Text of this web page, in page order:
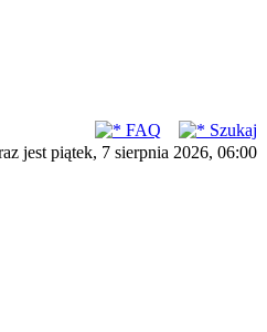
FAQ
Szukaj
jest piątek, 7 sierpnia 2026, 06:00